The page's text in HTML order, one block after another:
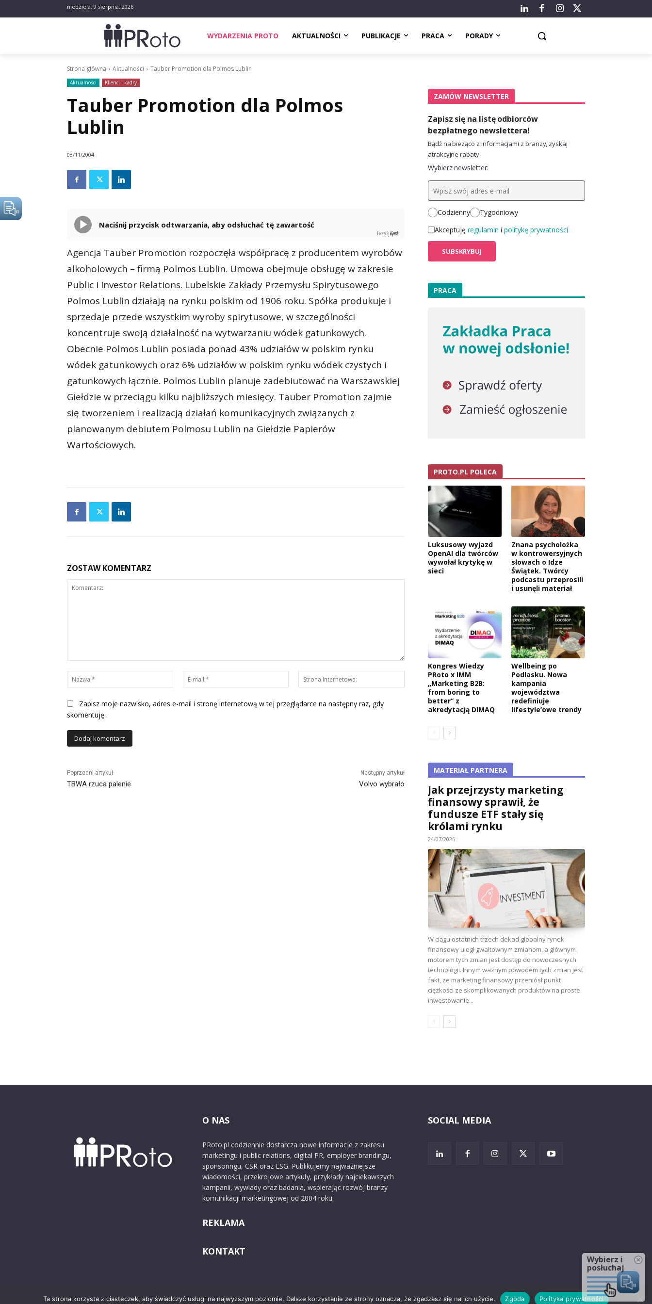
niedziela, 9 sierpnia, 2026
WYDARZENIA PROTO AKTUALNOŚCI PUBLIKACJE PRACA PORADY
Strona główna Aktualności Tauber Promotion dla Polmos Lublin
Aktualności Klienci i kadry
Tauber Promotion dla Polmos
Lublin
03/11/2004
Naciśnij przycisk odtwarzania, aby odsłuchać tę zawartość
GSpeech
Agencja Tauber Promotion rozpoczęła współpracę z producentem wyrobów
alkoholowych – firmą Polmos Lublin. Umowa obejmuje obsługę w zakresie
Public i Investor Relations. Lubelskie Zakłady Przemysłu Spirytusowego
Polmos Lublin działają na rynku polskim od 1906 roku. Spółka produkuje i
sprzedaje przede wszystkim wyroby spirytusowe, w szczególności
koncentruje swoją działalność na wytwarzaniu wódek gatunkowych.
Obecnie Polmos Lublin posiada ponad 43% udziałów w polskim rynku
wódek gatunkowych oraz 6% udziałów w polskim rynku wódek czystych i
gatunkowych łącznie. Polmos Lublin planuje zadebiutować na Warszawskiej
Giełdzie w przeciągu kilku najbliższych miesięcy. Tauber Promotion zajmie
się tworzeniem i realizacją działań komunikacyjnych związanych z
planowanym debiutem Polmosu Lublin na Giełdzie Papierów
Wartościowych.
ZOSTAW KOMENTARZ
Nazwa:*
mail:*
Internetowa:
Zapisz moje nazwisko, adres e-mail i stronę internetową w tej przeglądarce na następny raz, gdy
skomentuję.
Poprzedni artykuł
TBWA rzuca palenie
Następny artykuł
Volvo wybrało
ZAMÓW NEWSLETTER
Zapisz się na listę odbiorców
bezpłatnego newslettera!
Bądź na bieżąco z informacjami z branży, zyskaj
atrakcyjne rabaty.
Wybierz newsletter:
Codzienny
Tygodniowy
Akceptuję regulamin i politykę prywatności
PRACA
PROTO.PL POLECA
Luksusowy wyjazd
OpenAI dla twórców
wywołał krytykę w
sieci
Znana psycholożka
w kontrowersyjnych
słowach o Idze
Świątek. Twórcy
podcastu przeprosili
i usunęli materiał
Kongres Wiedzy
PRoto x IMM
„Marketing B2B:
from boring to
better” z
akredytacją DIMAQ
Wellbeing po
Podlasku. Nowa
kampania
województwa
redefiniuje
lifestyle’owe trendy
MATERIAŁ PARTNERA
Jak przejrzysty marketing
finansowy sprawił, że
fundusze ETF stały się
królami rynku
24/07/2026
W ciągu ostatnich trzech dekad globalny rynek
finansowy uległ gwałtownym zmianom, a głównym
motorem tych zmian jest dostęp do nowoczesnych
technologii. Innym ważnym powodem tych zmian jest
fakt, że marketing finansowy przeniósł punkt
ciężkości ze skomplikowanych produktów na proste
inwestowanie...
O NAS
PRoto.pl codziennie dostarcza nowe informacje z zakresu
marketingu i public relations, digital PR, employer brandingu,
sponsoringu, CSR oraz ESG. Publikujemy najważniejsze
wiadomości, przekrojowe artykuły, przykłady najciekawszych
kampanii, wywiady oraz badania, wspierając rozwój branży
komunikacji marketingowej od 2004 roku.
REKLAMA
KONTAKT
SOCIAL MEDIA
Ta strona korzysta z ciasteczek, aby świadczyć usługi na najwyższym poziomie. Dalsze korzystanie ze strony oznacza, że zgadzasz się na ich użycie. Zgoda Polityka prywatności
Wybierz i
posłuchaj